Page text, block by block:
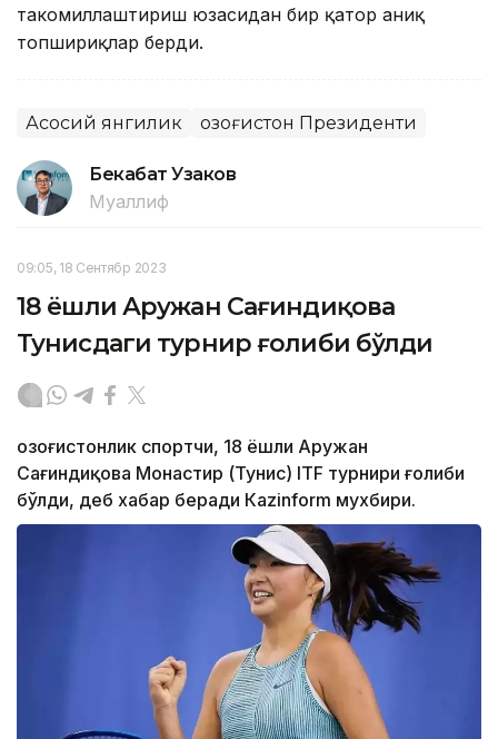
такомиллаштириш юзасидан бир қатор аниқ
топшириқлар берди.
Асосий янгилик Қозоғистон Президенти
Бекабат Узаков
Муаллиф
09:05, 18 Сентябр 2023
18 ёшли Аружан Сағиндиқова
Тунисдаги турнир ғолиби бўлди
Қозоғистонлик спортчи, 18 ёшли Аружан
Сағиндиқова Монастир (Тунис) ITF турнири ғолиби
бўлди, деб хабар беради Каzinform мухбири.